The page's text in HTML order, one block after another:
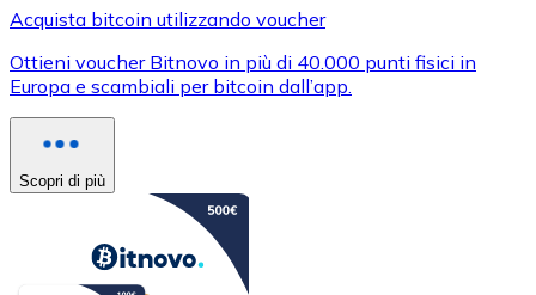
Acquista bitcoin utilizzando voucher
Ottieni voucher Bitnovo in più di 40.000 punti fisici in
Europa e scambiali per bitcoin dall’app.
Scopri di più